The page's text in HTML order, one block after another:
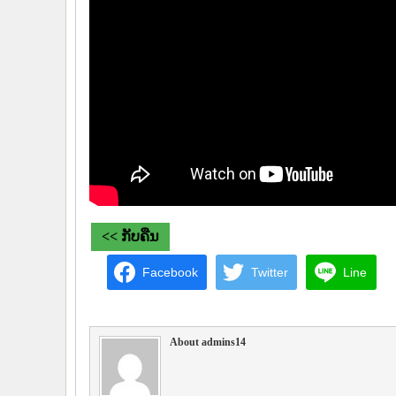
<< ກັບຄືນ
Facebook Twitter Line
About admins14